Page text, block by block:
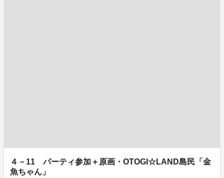
４－11 パーティ参加＋原画・OTOGI☆LAND島民「金
魚ちゃん」